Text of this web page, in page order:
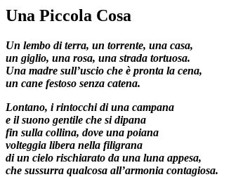
Una Piccola Cosa
Un lembo di terra, un torrente, una casa,
un giglio, una rosa, una strada tortuosa.
Una madre sull’uscio che è pronta la cena,
un cane festoso senza catena.
Lontano, i rintocchi di una campana
e il suono gentile che si dipana
fin sulla collina, dove una poiana
volteggia libera nella filigrana
di un cielo rischiarato da una luna appesa,
che sussurra qualcosa all’armonia contagiosa.